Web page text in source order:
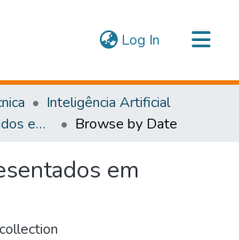
Log In (current)
Inteligência Artificial
Trabalhos apresentados em eventos
Browse by Date
em